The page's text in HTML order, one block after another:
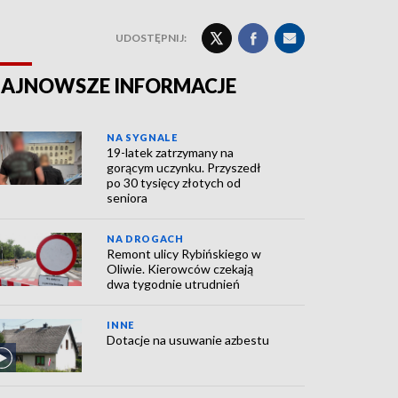
UDOSTĘPNIJ:
INFORMACJE
NA SYGNALE
19-latek zatrzymany na
gorącym uczynku. Przyszedł
po 30 tysięcy złotych od
seniora
NA DROGACH
Remont ulicy Rybińskiego w
Oliwie. Kierowców czekają
dwa tygodnie utrudnień
INNE
Dotacje na usuwanie azbestu